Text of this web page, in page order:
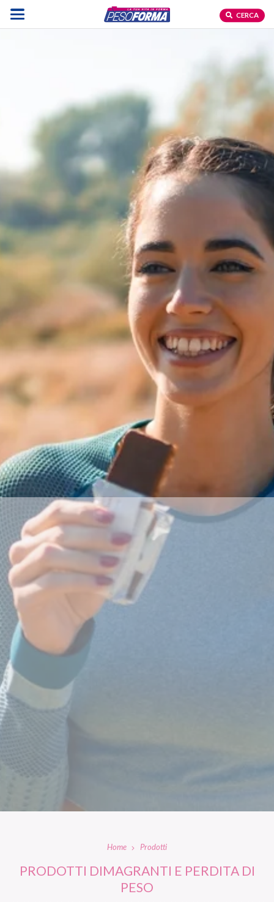
CERCA
Home Prodotti
PRODOTTI DIMAGRANTI E PERDITA DI
PESO